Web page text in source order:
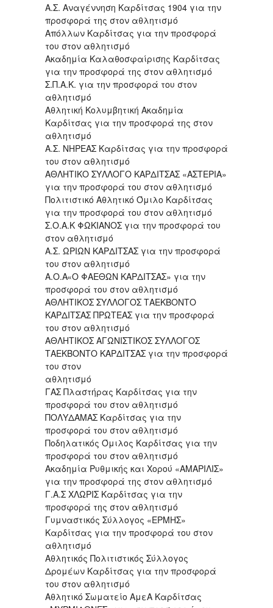
A.Σ. Αναγέννηση Καρδίτσας 1904 για την
προσφορά της στον αθλητισμό
Απόλλων Καρδίτσας για την προσφορά
του στον αθλητισμό
Ακαδημία Καλαθοσφαίρισης Καρδίτσας
για την προσφορά της στον αθλητισμό
Σ.Π.Α.Κ. για την προσφορά του στον
αθλητισμό
Aθλητική Κολυμβητική Ακαδημία
Καρδίτσας για την προσφορά της στον
αθλητισμό
A.Σ. ΝΗΡΕΑΣ Καρδίτσας για την προσφορά
του στον αθλητισμό
AΘΛΗΤΙΚΟ ΣΥΛΛΟΓΟ ΚΑΡΔΙΤΣΑΣ «ΑΣΤΕΡΙΑ»
για την προσφορά του στον αθλητισμό
Πολιτιστικό Αθλητικό Όμιλο Καρδίτσας
για την προσφορά του στον αθλητισμό
Σ.Ο.Α.Κ ΦΩΚΙΑΝΟΣ για την προσφορά του
στον αθλητισμό
Α.Σ. ΩΡΙΩΝ ΚΑΡΔΙΤΣΑΣ για την προσφορά
του στον αθλητισμό
A.O.A«O ΦΑΕΘΩΝ ΚΑΡΔΙΤΣΑΣ» για την
προσφορά του στον αθλητισμό
ΑΘΛΗΤΙΚΟΣ ΣΥΛΛΟΓΟΣ ΤΑΕΚΒΟΝΤΟ
ΚΑΡΔΙΤΣΑΣ ΠΡΩΤΕΑΣ για την προσφορά
του στον αθλητισμό
AΘΛΗΤΙΚΟΣ ΑΓΩΝΙΣΤΙΚΟΣ ΣΥΛΛΟΓΟΣ
ΤΑΕΚΒΟΝΤΟ ΚΑΡΔΙΤΣΑΣ για την προσφορά
του στον
αθλητισμό
ΓΑΣ Πλαστήρας Καρδίτσας για την
προσφορά του στον αθλητισμό
ΠΟΛΥΔΑΜΑΣ Καρδίτσας για την
προσφορά του στον αθλητισμό
Ποδηλατικός Όμιλος Καρδίτσας για την
προσφορά του στον αθλητισμό
Ακαδημία Ρυθμικής και Χορού «ΑΜΑΡΙΛΙΣ»
για την προσφορά της στον αθλητισμό
Γ.Α.Σ ΧΛΩΡΙΣ Καρδίτσας για την
προσφορά της στον αθλητισμό
Γυμναστικός Σύλλογος «ΕΡΜΗΣ»
Καρδίτσας για την προσφορά του στον
αθλητισμό
Αθλητικός Πολιτιστικός Σύλλογος
Δρομέων Καρδίτσας για την προσφορά
του στον αθλητισμό
Αθλητικό Σωματείο ΑμεΑ Καρδίτσας